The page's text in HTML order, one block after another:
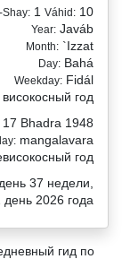
Shay: 1 Váhid: 10
Year: Javáb
Month: `Izzat
Day: Bahá
Weekday: Fidál
високосный год
17 Bhadra 1948
mangalavara
год
37 недели,
день 2026 года
гид по